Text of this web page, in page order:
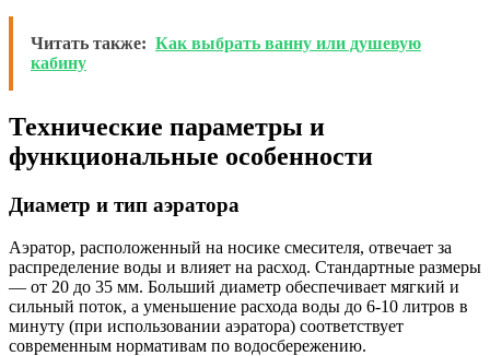
Читать также: Как выбрать ванну или душевую
кабину
Технические параметры и
функциональные особенности
Диаметр и тип аэратора
Аэратор, расположенный на носике смесителя, отвечает за
распределение воды и влияет на расход. Стандартные размеры
— от 20 до 35 мм. Больший диаметр обеспечивает мягкий и
сильный поток, а уменьшение расхода воды до 6-10 литров в
минуту (при использовании аэратора) соответствует
современным нормативам по водосбережению.